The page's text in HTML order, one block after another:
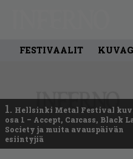
FESTIVAALIT
1. Hellsinki Metal Festival
osa 1 – Accept, Carcass, Black
Society ja muita avauspäivän
esiintyjiä